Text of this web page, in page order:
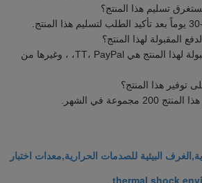
تسليم هذا المنتج؟
المقبولة لهذا المنتج؟
شروط الدفع المقبولة لهذا المنتج هي TT، PayPal، ، وغيرها من
توفير هذا المنتج؟
مجموعة في الشهر.
البيئية للصدمات الحرارية,معدات اختبار